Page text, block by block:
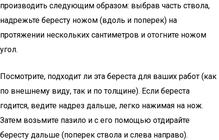
производить следующим образом: выбрав часть ствола,
надрежьте бересту ножом (вдоль и поперек) на
протяжении нескольких сантиметров и отогните ножом
угол.
Посмотрите, подходит ли эта береста для ваших работ (как
по внешнему виду, так и по толщине). Если береста
годится, ведите надрез дальше, легко нажимая на нож.
Затем возьмите пазило и с его помощью отдирайте
бересту дальше (поперек ствола и слева направо).